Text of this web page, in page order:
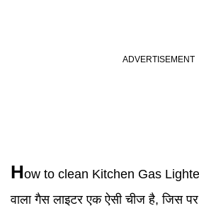
How to clean Kitchen Gas
वाला गैस लाइटर एक ऐसी चीज है, जिस पर